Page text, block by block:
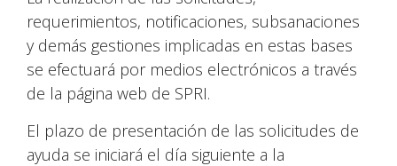
requerimientos, notificaciones, subsanaciones
y demás gestiones implicadas en estas bases
se efectuará por medios electrónicos a través
de la página web de SPRI.
El plazo de presentación de las solicitudes de
ayuda se iniciará el día siguiente a la